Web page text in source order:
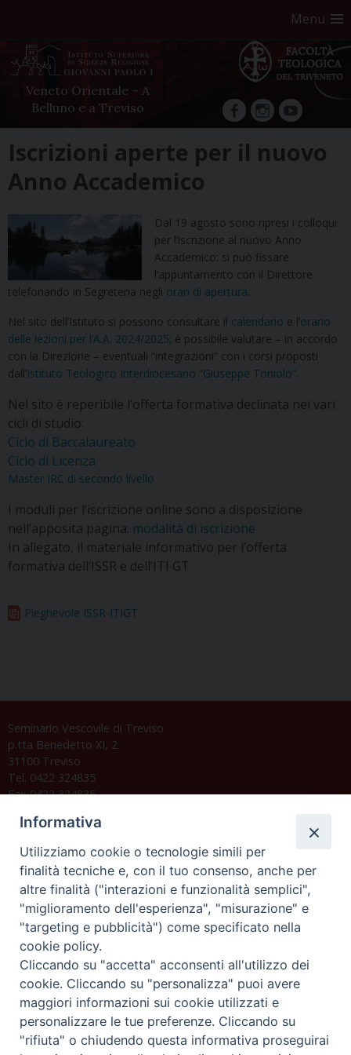
Menu
Veneto Orientale – A
Belluno e a Treviso
facebookInstagram
YouTube
content
Iscrizioni aperte per il nuovo
Anno Accademico
Dal 19 agosto sono ripresi i colloqui
per l’iscrizione al nuovo Anno
Accademico: si può fissare
l’appuntamento con il Direttore
telefonando in Segreteria negli orari di apertura.
Nel sito dell’Istituto si possono consultare il calendario e l’orario
delle lezioni per l’A.A. 2024/2025; è possibile valutare – in accordo
con la Direzione – eventuali “integrazioni” con i corsi proposti
dall’Istituto Teologico Interdiocesano “Giuseppe Toniolo”.
Nel sito è reperibile l’offerta formativa declinata nei vari
cicli di studio:
Ciclo di Baccalaureato
Ciclo di Licenza
Master IRC di secondo livello
I moduli per l’iscrizione online sono a disposizione
nell’apposita pagina: modalità di iscrizione
In allegato, il materiale informativo per l’offerta
formativa dell’ISSR e dell’ITI GT
Pieghevole ISSR-ITIGT
Seminario Vescovile di Treviso
p.tta Benedetto XI, 2
31100 Treviso
Tel. 0422 324835
Fax 0422 324836
C.F. 94004060268
Orario di segreteria
Lunedì 17.30-19.30
Martedì 17.30-19.30
Mercoledì 17.30-19.30
Giovedì 17.30-19.30
Venerdì chiuso
Sabato 9.30-11.30
Privacy e sicurezza
Informativa
Utilizziamo cookie o tecnologie simili per
finalità tecniche e, con il tuo consenso, anche per
altre finalità ("interazioni e funzionalità semplici",
"miglioramento dell'esperienza", "misurazione" e
"targeting e pubblicità") come specificato nella
cookie policy.
Cliccando su "accetta" acconsenti all'utilizzo dei
cookie. Cliccando su "personalizza" puoi avere
maggiori informazioni sui cookie utilizzati e
personalizzare le tue preferenze. Cliccando su
"rifiuta" o chiudendo questa informativa proseguirai